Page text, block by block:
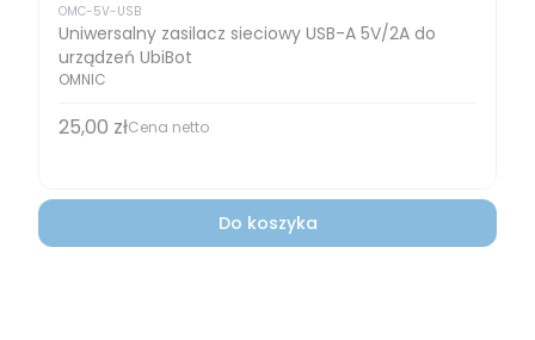
OMC-5V-USB
Uniwersalny zasilacz sieciowy USB-A 5V/2A do
urządzeń UbiBot
OMNIC
Cena
25,00 złCena netto
Do koszyka